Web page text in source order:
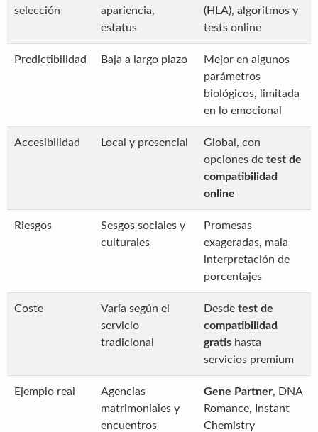
selección
apariencia,
estatus
(HLA), algoritmos y
tests online
Predictibilidad Baja a largo plazo
Mejor en algunos
parámetros
biológicos, limitada
en lo emocional
Accesibilidad Local y presencial
Global, con
opciones de test de
compatibilidad
online
Riesgos
Sesgos sociales y
culturales
Promesas
exageradas, mala
interpretación de
porcentajes
Coste
Varía según el
servicio
tradicional
Desde test de
compatibilidad
gratis hasta
servicios premium
Ejemplo real
Agencias
matrimoniales y
encuentros
Gene Partner, DNA
Romance, Instant
Chemistry